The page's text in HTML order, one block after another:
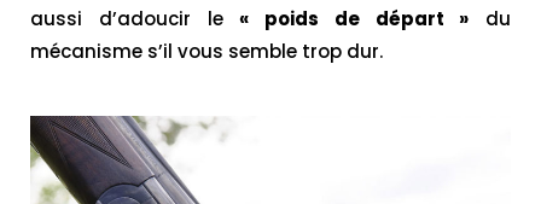
aussi d’adoucir le« poids de départ » du
mécanisme s’il vous semble trop dur.